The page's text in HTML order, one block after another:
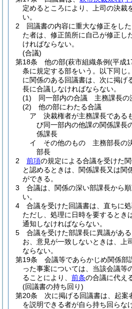
定めるところにより、上司の決裁
い。
2
回議書の内容に重大な修正をし
た者は、修正箇所に自己が修正し
ければならない。
(合議)
第18条
他の部(萩市組織条例(平成
条に規定する部をいう。以下同じ
に関係のある回議書は、次に掲げ
長に合議しなければならない。
(1)
同一部内の合議 主務課長の
(2)
他の部にわたる合議
ア
決裁権者が主務課長であ
び同一部内の他課の関係課長
係課長
イ
その他のもの 主務部長の
部長
2
前項の規定による合議を受けた
と認めるときは、関係課長又は関
ができる。
3
合議は、関係の深い部課長から
い。
4
合議を受けた回議書は、直ちに
ただし、処理に日時を要するとき
通知しなければならない。
5
合議を受けた部課長に異議があ
お、意見が一致しないときは、上
ならない。
第19条
会議等であらかじめ関係部
った事案については、当該会議等
ることにより、 前条の合議に代え
(回議書の持ち回り)
第20条
次に掲げる回議書は、起案
を説明できる者が自ら持ち回らな